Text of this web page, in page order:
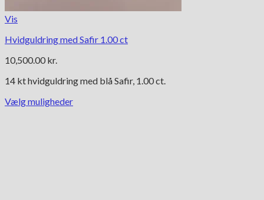
Vis
Hvidguldring med Safir 1.00 ct
10,500.00 kr.
14 kt hvidguldring med blå Safir, 1.00 ct.
Vælg muligheder